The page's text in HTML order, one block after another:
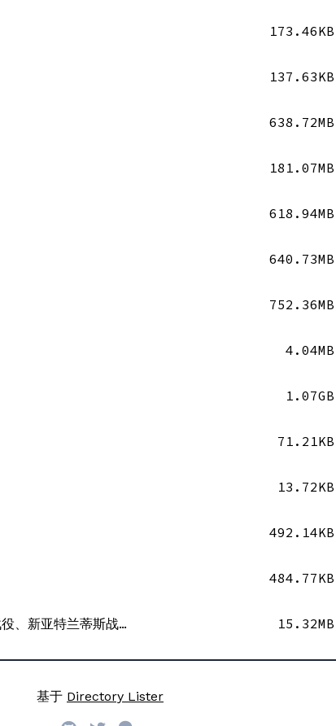
173.46KB
137.63KB
638.72MB
181.07MB
618.94MB
640.73MB
752.36MB
4.04MB
1.07GB
71.21KB
13.72KB
492.14KB
484.77KB
神话时代：扩展版缺失的中文语音(Steam版可用)含黄金礼物战役、新亚特兰蒂斯战役与“一位英雄阵亡了”的中文语音.rar 15.32MB
基于 Directory Lister